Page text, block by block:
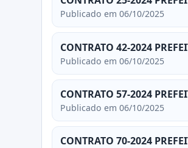
Publicado em 06/10/2025
CONTRATO 42-2024
Publicado em 06/10/2025
CONTRATO 57-2024
Publicado em 06/10/2025
CONTRATO 70-2024